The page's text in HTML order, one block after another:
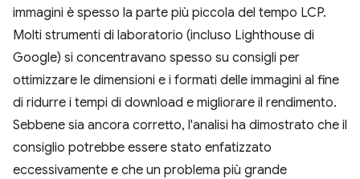
immagini è spesso la parte più piccola del tempo LCP.
Molti strumenti di laboratorio (incluso Lighthouse di
Google) si concentravano spesso su consigli per
ottimizzare le dimensioni e i formati delle immagini al fine
di ridurre i tempi di download e migliorare il rendimento.
Sebbene sia ancora corretto, l'analisi ha dimostrato che il
consiglio potrebbe essere stato enfatizzato
eccessivamente e che un problema più grande